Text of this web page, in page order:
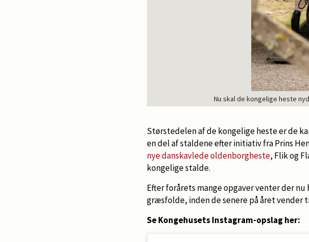
Nu skal de kongelige heste
Størstedelen af de kongelige heste er de
en del af staldene efter initiativ fra Prins
nye danskavlede oldenborgheste, Flik og
kongelige stalde.
Efter forårets mange opgaver venter der
græsfolde, inden de senere på året
Se Kongehusets Instagram-opslag her: